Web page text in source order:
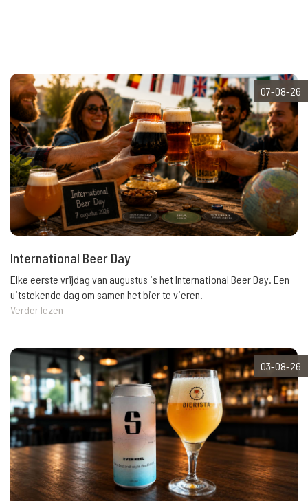
07-08-26
International Beer Day
Elke eerste vrijdag van augustus is het International Beer Day. Een
uitstekende dag om samen het bier te vieren.
Verder lezen
03-08-26